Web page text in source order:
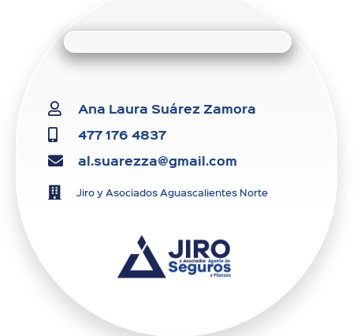
Ana Laura Suárez Zamora
477 176 4837
al.suarezza@gmail.com
Jiro y Asociados Aguascalientes Norte